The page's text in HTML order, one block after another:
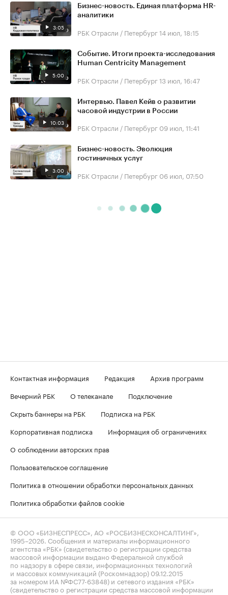
3:05
Бизнес-новость. Единая платформа HR-
аналитики
РБК Отрасли / Петербург14 июл, 18:15
5:00
Событие. Итоги проекта-исследования
Human Centricity Management
РБК Отрасли / Петербург13 июл, 16:47
10:03
Интервью. Павел Кейв о развитии
часовой индустрии в России
РБК Отрасли / Петербург 09 июл, 11:41
3:00
Бизнес-новость. Эволюция
гостиничных услуг
РБК Отрасли / Петербург 06 июл, 07:50
Контактная информация Редакция
Архив программ
Вечерний РБК
О телеканале
Подключение
Скрыть баннеры на РБК
Подписка на РБК
Корпоративная подписка
Информация об ограничениях
О соблюдении авторских прав
Пользовательское соглашение
Политика в отношении обработки персональных данных
Политика обработки файлов cookie
© ООО «БИЗНЕСПРЕСС», АО «РОСБИЗНЕСКОНСАЛТИНГ»,
1995–2026. Сообщения и материалы информационного
агентства «РБК» (свидетельство о регистрации средства
массовой информации выдано Федеральной службой
по надзору в сфере связи, информационных технологий
и массовых коммуникаций (Роскомнадзор) 09.12.2015
за номером ИА №ФС77-63848) и сетевого издания «РБК»
(свидетельство о регистрации средства массовой информации